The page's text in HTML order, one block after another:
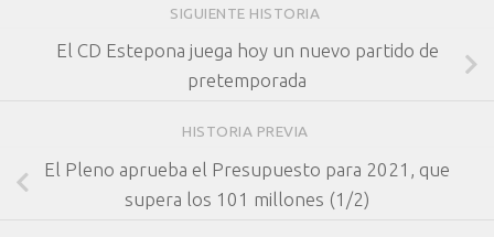
SIGUIENTE HISTORIA
El CD Estepona juega hoy un nuevo partido de
pretemporada
HISTORIA PREVIA
El Pleno aprueba el Presupuesto para 2021, que
supera los 101 millones (1/2)